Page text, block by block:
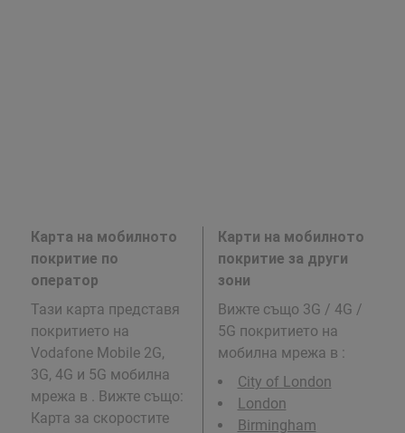
Карта на мобилното
покритие по
оператор
Тази карта представя
покритието на
Vodafone Mobile 2G,
3G, 4G и 5G мобилна
мрежа в . Вижте също:
Карта за скоростите
Карти на мобилното
покритие за други
зони
Вижте също 3G / 4G /
5G покритието на
мобилна мрежа в :
City of London
London
Birmingham